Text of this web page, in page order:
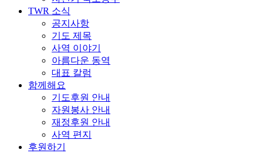
TWR 소식
공지사항
기도 제목
사역 이야기
아름다운 동역
대표 칼럼
함께해요
기도후원 안내
자원봉사 안내
재정후원 안내
사역 편지
후원하기